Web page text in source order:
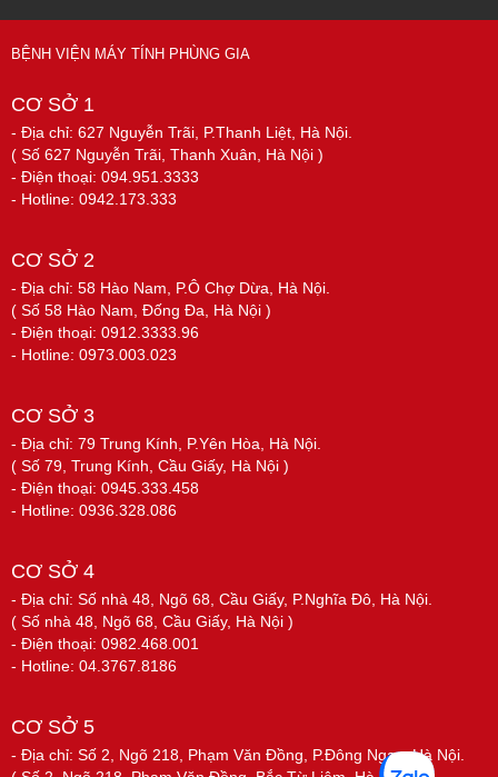
BỆNH VIỆN MÁY TÍNH PHÙNG GIA
CƠ SỞ 1
- Địa chỉ: 627 Nguyễn Trãi, P.Thanh Liệt, Hà Nội.
( Số 627 Nguyễn Trãi, Thanh Xuân, Hà Nội )
- Điện thoại: 094.951.3333
- Hotline: 0942.173.333
CƠ SỞ 2
- Địa chỉ: 58 Hào Nam, P.Ô Chợ Dừa, Hà Nội.
( Số 58 Hào Nam, Đống Đa, Hà Nội )
- Điện thoại: 0912.3333.96
- Hotline: 0973.003.023
CƠ SỞ 3
- Địa chỉ: 79 Trung Kính, P.Yên Hòa, Hà Nội.
( Số 79, Trung Kính, Cầu Giấy, Hà Nội )
- Điện thoại: 0945.333.458
- Hotline: 0936.328.086
CƠ SỞ 4
- Địa chỉ: Số nhà 48, Ngõ 68, Cầu Giấy, P.Nghĩa Đô, Hà Nội.
( Số nhà 48, Ngõ 68, Cầu Giấy, Hà Nội )
- Điện thoại: 0982.468.001
- Hotline: 04.3767.8186
CƠ SỞ 5
- Địa chỉ: Số 2, Ngõ 218, Phạm Văn Đồng, P.Đông Ngạc, Hà Nội.